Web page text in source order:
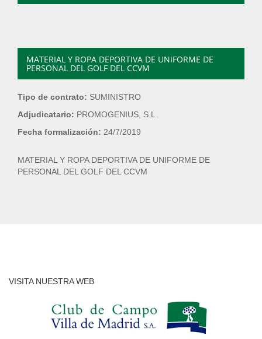
MATERIAL Y ROPA DEPORTIVA DE UNIFORME DE
PERSONAL DEL GOLF DEL CCVM
Tipo de contrato: SUMINISTRO
Adjudicatario: PROMOGENIUS, S.L.
Fecha formalización: 24/7/2019
MATERIAL Y ROPA DEPORTIVA DE UNIFORME DE
PERSONAL DEL GOLF DEL CCVM
VISITA NUESTRA WEB